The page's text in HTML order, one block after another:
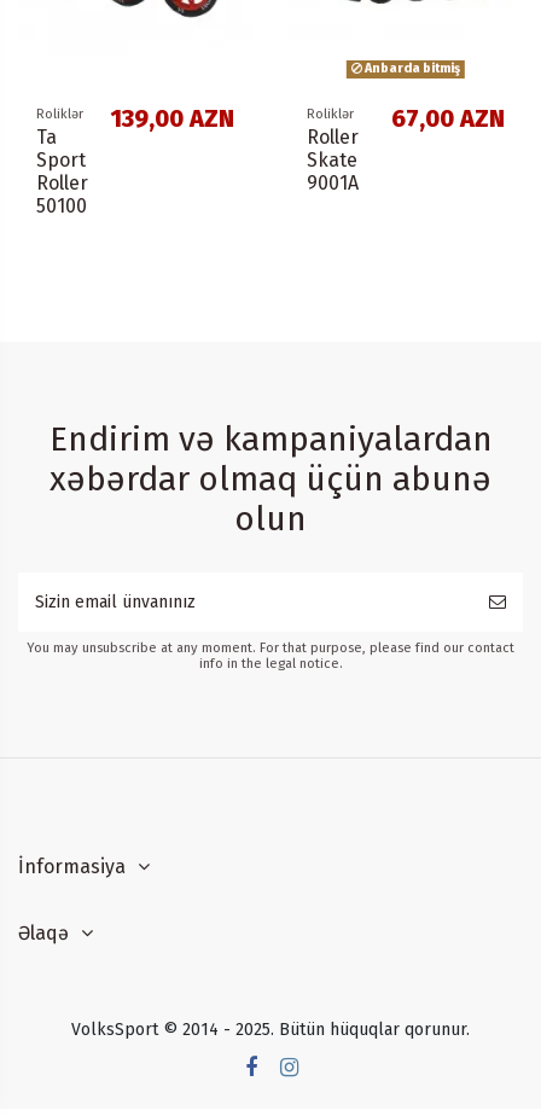
Roliklər
Ta
Sport
Roller
50100
139,00 AZN
Anbarda bitmiş
Roliklər
Roller
Skate
9001A
67,00 AZN
Endirim və kampaniyalardan
xəbərdar olmaq üçün abunə
olun
You may unsubscribe at any moment. For that purpose, please find our contact
info in the legal notice.
İnformasiya
Əlaqə
VolksSport © 2014 - 2025. Bütün hüquqlar qorunur.